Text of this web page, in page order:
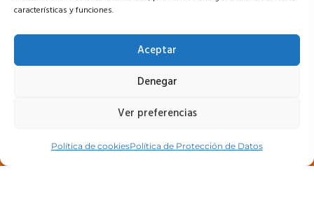
características y funciones.
Aceptar
Denegar
Ver preferencias
Política de cookiesPolítica de Protección de Datos
Legal
Política de privacidad
Política de cookies (UE)